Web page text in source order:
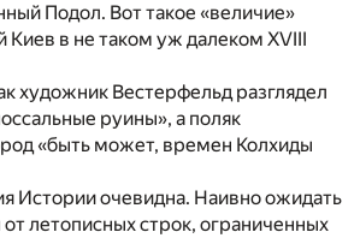
Подол. Вот такое «величие»
Киев в не таком уж далеком XVIII
художник Вестерфельд разглядел
руины», а поляк
«быть может, времен Колхиды
Истории очевидна. Наивно ожидать
летописных строк, ограниченных